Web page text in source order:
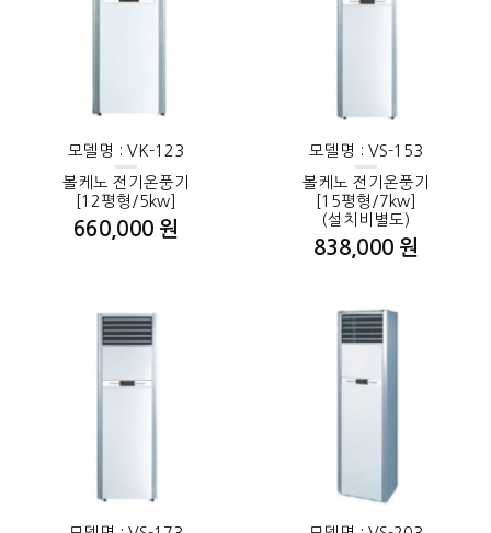
모델명 : VK-123
볼케노 전기온풍기
[12평형/5kw]
660,000 원
모델명 : VS-153
볼케노 전기온풍기
[15평형/7kw]
(설치비별도)
838,000 원